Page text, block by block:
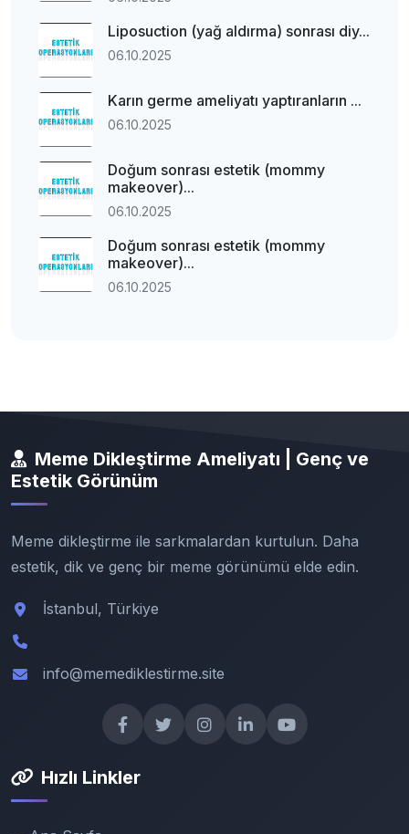
Liposuction (yağ aldırma) sonrası diy...
06.10.2025
Karın germe ameliyatı yaptıranların ...
06.10.2025
Doğum sonrası estetik (mommy
makeover)...
06.10.2025
Doğum sonrası estetik (mommy
makeover)...
06.10.2025
Meme Dikleştirme Ameliyatı | Genç ve
Estetik Görünüm
Meme dikleştirme ile sarkmalardan kurtulun. Daha
estetik, dik ve genç bir meme görünümü elde edin.
İstanbul, Türkiye
info@memediklestirme.site
Hızlı Linkler